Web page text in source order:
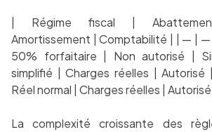
| Régime fiscal |
Amortissement | Comptabilité | | — | —
50% forfaitaire | Non autorisé |
simplifié | Charges réelles | Autorisé
Réel normal | Charges réelles |
La complexité croissante des